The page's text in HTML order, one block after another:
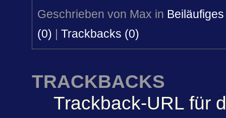
Geschrieben von Max in Beiläufiges
(0)
Trackbacks (0)
TRACKBACKS
Trackback-URL für